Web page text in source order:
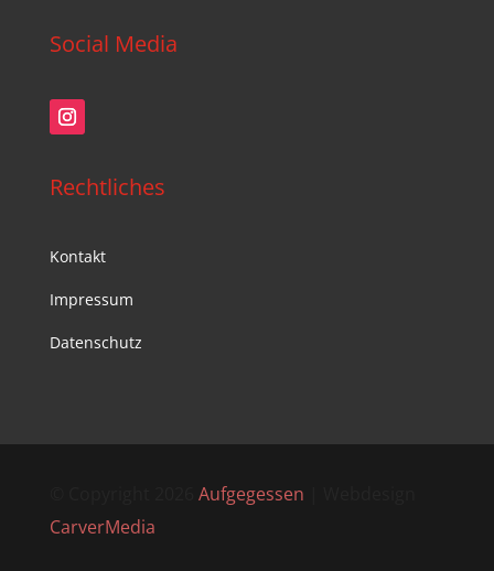
Social Media
Rechtliches
Kontakt
Impressum
Datenschutz
Aufgegessen
CarverMedia